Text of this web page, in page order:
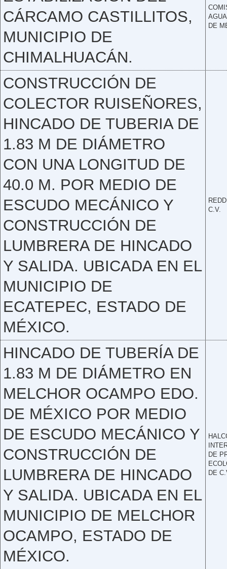
CÁRCAMO CASTILLITOS,
MUNICIPIO DE
CHIMALHUACÁN.
DE
CONSTRUCCIÓN DE
COLECTOR RUISEÑORES,
HINCADO DE TUBERIA DE
1.83 M DE DIÁMETRO
CON UNA LONGITUD DE
40.0 M. POR MEDIO DE
ESCUDO MECÁNICO Y
CONSTRUCCIÓN DE
LUMBRERA DE HINCADO
Y SALIDA. UBICADA EN EL
MUNICIPIO DE
ECATEPEC, ESTADO DE
MÉXICO.
C.V.
HINCADO DE TUBERÍA DE
1.83 M DE DIÁMETRO EN
MELCHOR OCAMPO EDO.
DE MÉXICO POR MEDIO
DE ESCUDO MECÁNICO Y
CONSTRUCCIÓN DE
LUMBRERA DE HINCADO
Y SALIDA. UBICADA EN EL
MUNICIPIO DE MELCHOR
OCAMPO, ESTADO DE
MÉXICO.
DE
DE